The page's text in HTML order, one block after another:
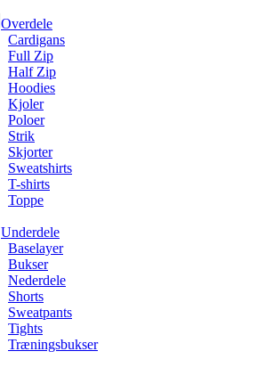
Overdele
Cardigans
Full Zip
Half Zip
Hoodies
Kjoler
Poloer
Strik
Skjorter
Sweatshirts
T-shirts
Toppe
Underdele
Baselayer
Bukser
Nederdele
Shorts
Sweatpants
Tights
Træningsbukser